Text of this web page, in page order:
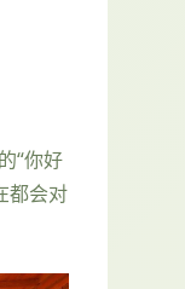
“你好
都会对